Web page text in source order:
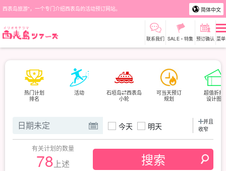
西表岛旅游"，一个专门介绍西表岛的活动预订网站。 简体中文
联系我们 SALE・特集 预订确认 菜单
热门计划
排名
活动
石垣岛⇄西表岛
小轮
可当天预订
规划
超值折扣
设计图
今天 明天
并且
收窄
有关计划的数量
78 上述